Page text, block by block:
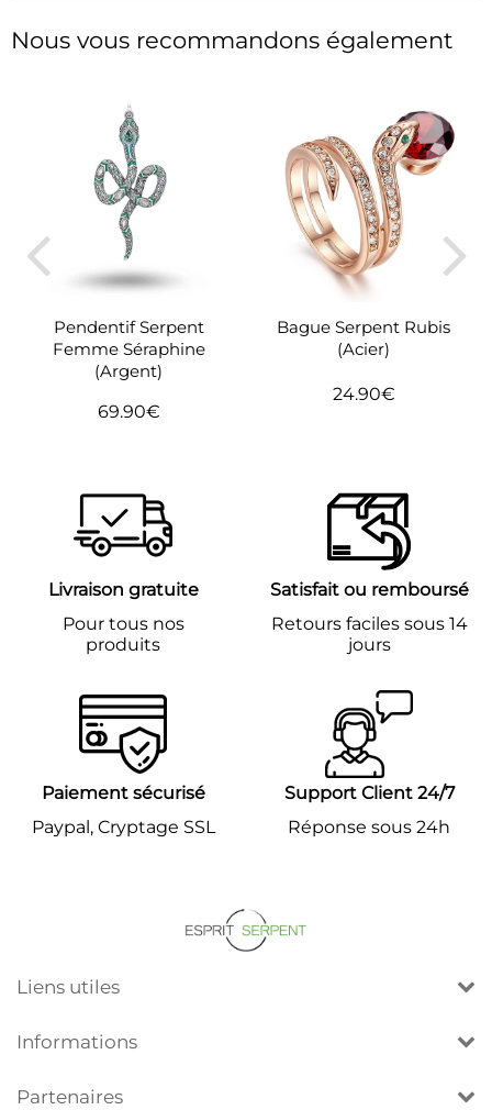
Nous vous recommandons également
Pendentif Serpent
Femme Séraphine
(Argent)
Prix
69.90€
Bague Serpent Rubis
(Acier)
Prix
24.90€
Livraison gratuite
Pour tous nos
produits
Satisfait ou remboursé
Retours faciles sous 14
jours
Paiement sécurisé
Paypal, Cryptage SSL
Support Client 24/7
Réponse sous 24h
Liens utiles
Informations
Partenaires